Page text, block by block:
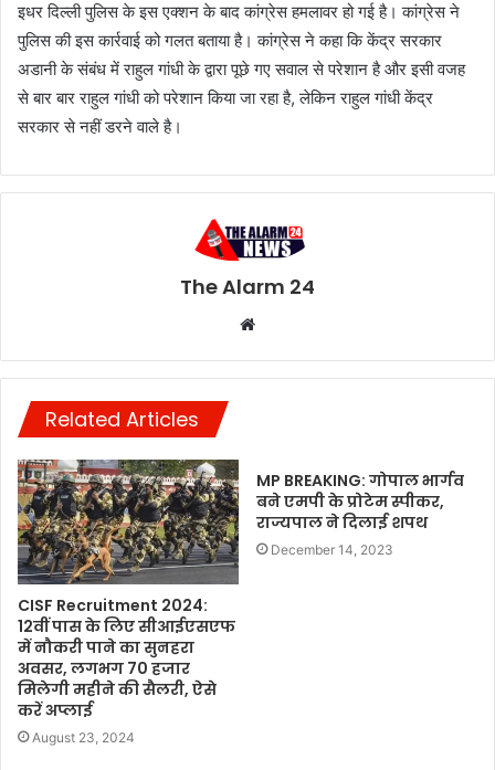
इधर दिल्ली पुलिस के इस एक्शन के बाद कांग्रेस हमलावर हो गई है। कांग्रेस ने
पुलिस की इस कार्रवाई को गलत बताया है। कांग्रेस ने कहा कि केंद्र सरकार
अडानी के संबंध में राहुल गांधी के द्वारा पूछे गए सवाल से परेशान है और इसी वजह
से बार बार राहुल गांधी को परेशान किया जा रहा है, लेकिन राहुल गांधी केंद्र
सरकार से नहीं डरने वाले है।
The Alarm 24
Website
Related Articles
CISF Recruitment 2024:
12वीं पास के लिए सीआईएसएफ
में नौकरी पाने का सुनहरा
अवसर, लगभग 70 हजार
मिलेगी महीने की सैलरी, ऐसे
करें अप्लाई
August 23, 2024
MP BREAKING: गोपाल भार्गव
बने एमपी के प्रोटेम स्पीकर,
राज्यपाल ने दिलाई शपथ
December 14, 2023